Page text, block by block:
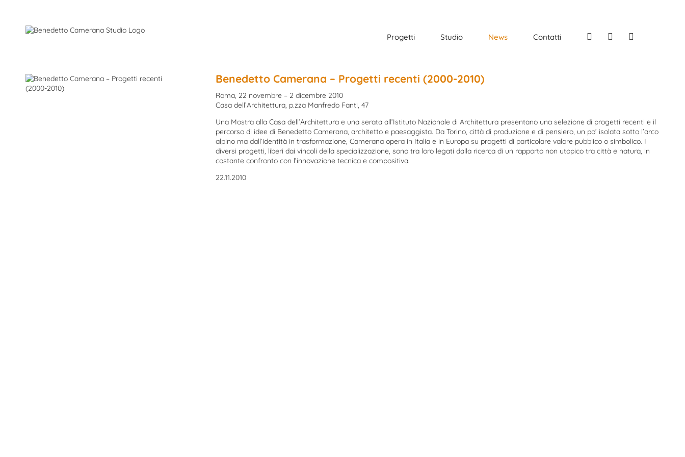
Progetti Studio News Contatti FacebookInstagram
Benedetto Camerana – Progetti recenti (2000-2010)
Roma, 22 novembre – 2 dicembre 2010
Casa dell’Architettura, p.zza Manfredo Fanti, 47
Una Mostra alla Casa dell’Architettura e una serata all’Istituto Nazionale di Architettura presentano una selezione di progetti recenti e il
percorso di idee di Benedetto Camerana, architetto e paesaggista. Da Torino, città di produzione e di pensiero, un po’ isolata sotto l’arco
alpino ma dall’identità in trasformazione, Camerana opera in Italia e in Europa su progetti di particolare valore pubblico o simbolico. I
diversi progetti, liberi dai vincoli della specializzazione, sono tra loro legati dalla ricerca di un rapporto non utopico tra città e natura, in
costante confronto con l’innovazione tecnica e compositiva.
22.11.2010